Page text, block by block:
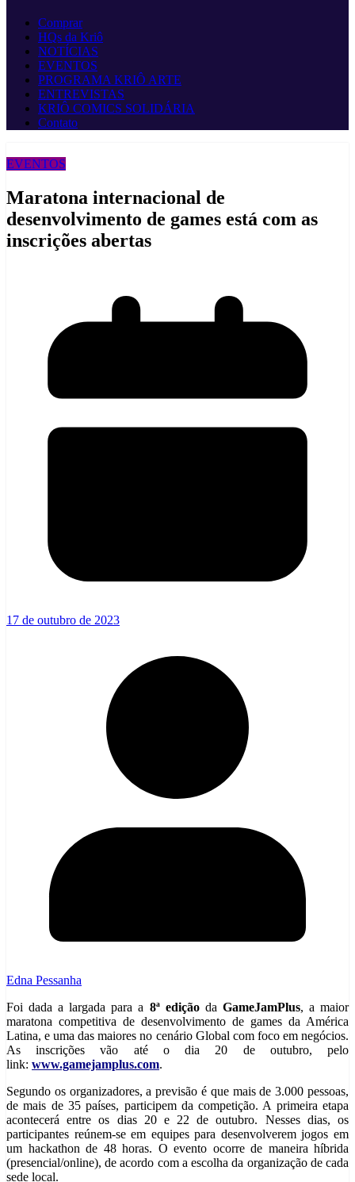
Comprar
HQs da Kriô
NOTÍCIAS
EVENTOS
PROGRAMA KRIÔ ARTE
ENTREVISTAS
KRIÔ COMICS SOLIDÁRIA
Contato
EVENTOS
Maratona internacional de
desenvolvimento de games está com as
inscrições abertas
17 de outubro de 2023
Edna Pessanha
Foi dada a largada para a 8ª edição da GameJamPlus, a maior
maratona competitiva de desenvolvimento de games da América
Latina, e uma das maiores no cenário Global com foco em negócios.
As inscrições vão até o dia 20 de outubro, pelo
link: www.gamejamplus.com.
Segundo os organizadores, a previsão é que mais de 3.000 pessoas,
de mais de 35 países, participem da competição. A primeira etapa
acontecerá entre os dias 20 e 22 de outubro. Nesses dias, os
participantes reúnem-se em equipes para desenvolverem jogos em
um hackathon de 48 horas. O evento ocorre de maneira híbrida
(presencial/online), de acordo com a escolha da organização de cada
sede local.